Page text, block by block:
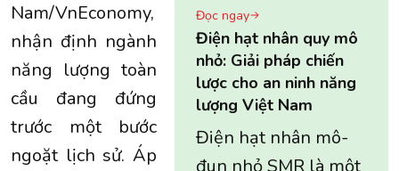
Đọc ngay
Điện hạt nhân quy mô
nhỏ: Giải pháp chiến
lược cho an ninh năng
lượng Việt Nam
Điện hạt nhân mô-
đun nhỏ SMR là một
Nam/VnEconomy,
nhận định ngành
năng lượng toàn
cầu đang đứng
trước một bước
ngoặt lịch sử. Áp